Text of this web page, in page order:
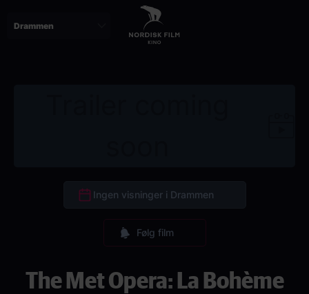
Ingen visninger i Drammen
Følg film
The Met Opera: La Bohème